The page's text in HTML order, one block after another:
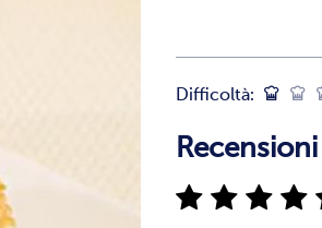
Difficoltà:
Recensioni